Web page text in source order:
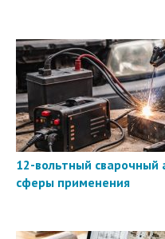
12-вольтный сварочный
сферы применения